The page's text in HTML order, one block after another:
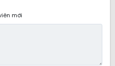
học bằng lái xe
đến trực tiếp văn phòng ghi
mới